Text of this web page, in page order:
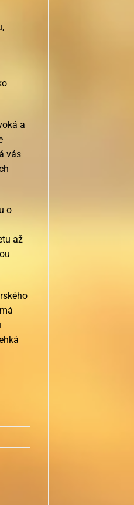
a
vás
o
až